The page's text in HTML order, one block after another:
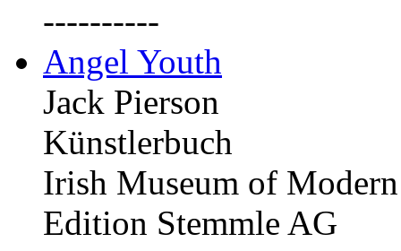
----------
Angel Youth
Jack Pierson
Künstlerbuch
Irish Museum of
Edition Stemmle AG